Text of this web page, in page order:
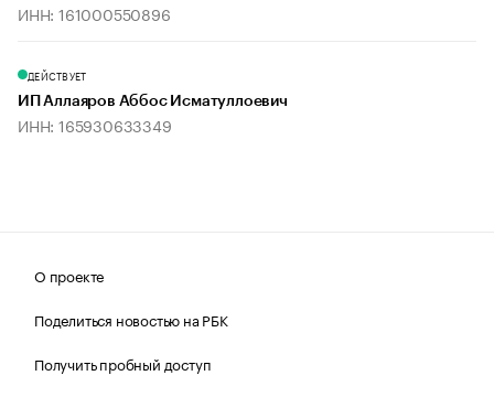
ИНН: 161000550896
ДЕЙСТВУЕТ
ИП Аллаяров Аббос Исматуллоевич
ИНН: 165930633349
О проекте
Поделиться новостью на РБК
Получить пробный доступ